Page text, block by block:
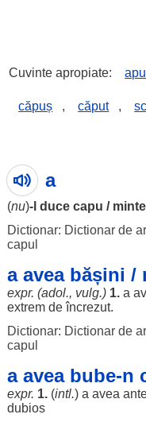
Cuvinte apropiate: apul
căpuș , căput ,
a
(nu)-l ducecapu /
Dictionar: Dictionar de
capul
a avea bășini /
expr. (adol., vulg.) 1.a
extremdeîncrezut.
Dictionar: Dictionar de
capul
a avea bube-n
expr. 1.(intl.) a avea
dubios